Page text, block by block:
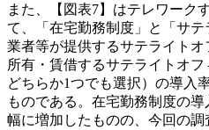
また、【図表7】はテレワーク
て、「在宅勤務制度」と「サ
業者等が提供するサテライト
所有・賃借するサテライトオ
どちらか1つでも選択）の導入
ものである。在宅勤務制度の
幅に増加したものの、今回の